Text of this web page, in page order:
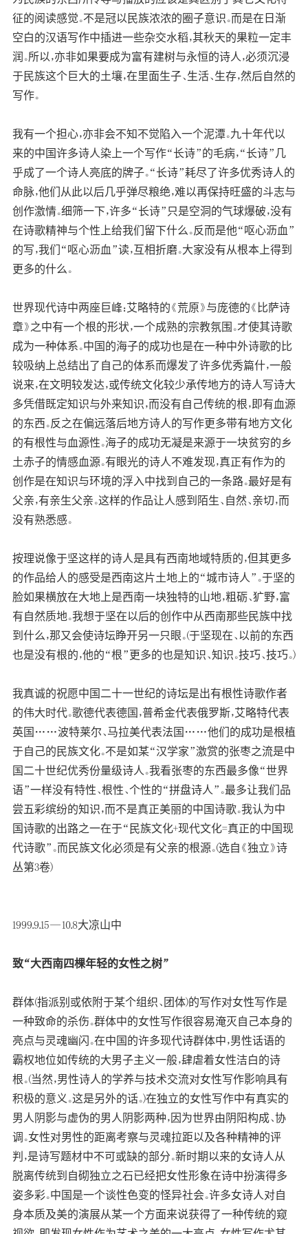
征的阅读感觉。不是冠以民族浓浓的圈子意识。而是在日渐
空白的汉语写作中插进一些杂交水稻，其秋天的果粒一定丰
润。所以，亦非如果要成为富有建树与永恒的诗人，必须沉浸
于民族这个巨大的土壤，在里面生子、生活、生存，然后自然的
写作。
我有一个担心，亦非会不知不觉陷入一个泥潭。九十年代以
来的中国许多诗人染上一个写作“长诗”的毛病，“长诗”几
乎成了一个诗人亮底的牌子。“长诗”耗尽了许多优秀诗人的
命脉，他们从此以后几乎弹尽粮绝，难以再保持旺盛的斗志与
创作激情。细筛一下，许多“长诗”只是空洞的气球爆破，没有
在诗歌精神与个性上给我们留下什么。反而是他“呕心沥血”
的写，我们“呕心沥血”读，互相折磨。大家没有从根本上得到
更多的什么。
世界现代诗中两座巨峰：艾略特的《荒原》与庞德的《比萨诗
章》之中有一个根的形状，一个成熟的宗教氛围。才使其诗歌
成为一种体系。中国的海子的成功也是在一种中外诗歌的比
较吸纳上总结出了自己的体系而爆发了许多优秀篇什，一般
说来，在文明较发达，或传统文化较少承传地方的诗人写诗大
多凭借既定知识与外来知识，而没有自己传统的根，即有血源
的东西。反之在偏远落后地方诗人的写作更多带有地方文化
的有根性与血源性。海子的成功无凝是来源于一块贫穷的乡
土赤子的情感血源。有眼光的诗人不难发现，真正有作为的
创作是在知识与环境的浮入中找到自己的一条路。最好是有
父亲，有亲生父亲。这样的作品让人感到陌生、自然、亲切，而
没有熟悉感。
按理说像于坚这样的诗人是具有西南地域特质的，但其更多
的作品给人的感受是西南这片土地上的“城市诗人”。于坚的
脸如果横放在大地上是西南一块独特的山地，粗砺、犷野，富
有自然质地。我想于坚在以后的创作中从西南那些民族中找
到什么，那又会使诗坛睁开另一只眼。(于坚现在、以前的东西
也是没有根的，他的“根”更多的也是知识、知识。技巧、技巧。)
我真诚的祝愿中国二十一世纪的诗坛是出有根性诗歌作者
的伟大时代。歌德代表德国，普希金代表俄罗斯，艾略特代表
英国……波特莱尔、马拉美代表法国……他们的成功是根植
于自己的民族文化。不是如某“汉学家”激赏的张枣之流是中
国二十世纪优秀份量级诗人。我看张枣的东西最多像“世界
语”一样没有特性、根性、个性的“拼盘诗人”。最多让我们品
尝五彩缤纷的知识，而不是真正美丽的中国诗歌。我认为中
国诗歌的出路之一在于“民族文化+现代文化=真正的中国现
代诗歌”。而民族文化必须是有父亲的根源。(选自《独立》诗
丛第3卷)
1999.9.15—10.8大凉山中
致“大西南四棵年轻的女性之树”
群体(指派别或依附于某个组织、团体)的写作对女性写作是
一种致命的杀伤。群体中的女性写作很容易淹灭自己本身的
亮点与灵魂幽闪。在中国的许多现代诗群体中，男性话语的
霸权地位如传统的大男子主义一般，肆虐着女性洁白的诗
根。(当然，男性诗人的学养与技术交流对女性写作影响具有
积极的意义。这是另外的话。)在独立的女性写作中有真实的
男人阴影与虚伪的男人阴影两种，因为世界由阴阳构成、协
调。女性对男性的距离考察与灵魂拉距以及各种精神的评
判，是诗写题材中不可或缺的部分。新时期以来的女诗人从
脱离传统到自砌独立之石已经把女性形象在诗中扮演得多
姿多彩。中国是一个谈性色变的怪异社会。许多女诗人对自
身本质及美的演展从某一个方面来说获得了一种传统的窥